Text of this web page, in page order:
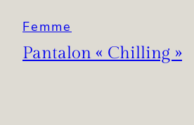
Femme
Pantalon « Chilling »